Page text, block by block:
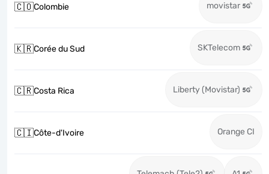
🇨🇴Colombie movistar
🇰🇷Corée du Sud SKTelecom
🇨🇷Costa Rica Liberty (Movistar)
🇨🇮Côte-d'Ivoire Orange CI